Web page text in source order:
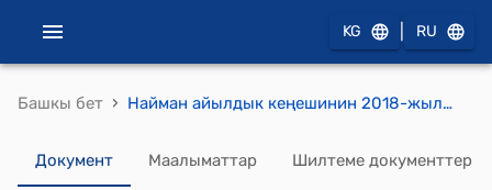
KG RU
Башкы бет › Найман айылдык кеңешинин 2018-жылдын 31-июлундагы № X-4 "ЖЧК «Нур Телеком» менен Найман айыл окмотунун жайыт комитетинин ортосунда тузулгон эки тараптуу келишимди бекитуу жонундо" токтому
Документ Маалыматтар Шилтеме документтер